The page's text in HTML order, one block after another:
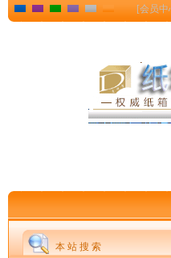
[会员中
本 站 搜 索